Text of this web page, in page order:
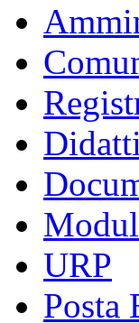
URP
Posta